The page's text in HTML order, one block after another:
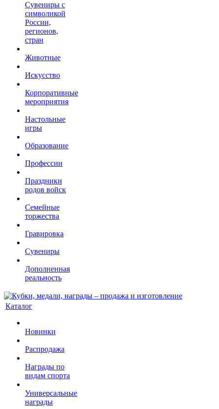
Сувениры с
символикой
России,
регионов,
стран
Животные
Искусство
Корпоративные
мероприятия
Настольные
игры
Образование
Профессии
Праздники
родов войск
Семейные
торжества
Гравировка
Сувениры
Дополненная
реальность
Каталог
Новинки
Распродажа
Награды по
видам спорта
Универсальные
награды